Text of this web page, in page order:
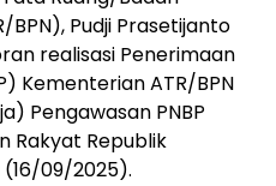
BPN), Pudji Prasetijanto
realisasi Penerimaan
Kementerian ATR/BPN
Pengawasan PNBP
Rakyat Republik
(16/09/2025).